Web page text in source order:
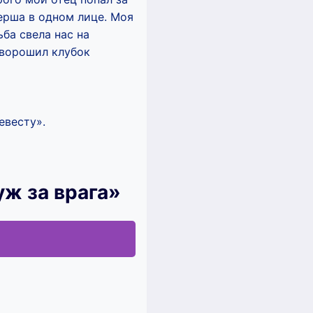
в одном лице. Моя
свела нас на
клубок
за врага»